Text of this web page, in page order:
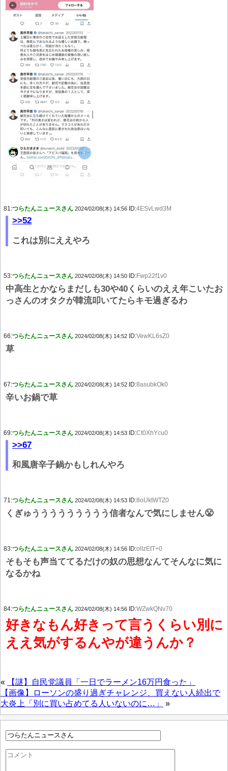
81:つらたんニュースさん 2024/02/08(木) 14:56 ID:4ESvLwd3M
>>52
これは別にええやろ
53:つらたんニュースさん 2024/02/08(木) 14:50 ID:Fwp22f1v0
中高生とかならまだしも30や40くらいのええ年こいたお
っさんのオタクが韓流叩いてたらキモ過ぎるわ
66:つらたんニュースさん 2024/02/08(木) 14:52 ID:VewKL6sZ0
草
67:つらたんニュースさん 2024/02/08(木) 14:52 ID:8asubkOk0
辛いお鍋で草
69:つらたんニュースさん 2024/02/08(木) 14:53 ID:Ct0XhYcu0
>>67
和風唐辛子鍋かもしれんやろ
71:つらたんニュースさん 2024/02/08(木) 14:53 ID:8oUktWTZ0
くぎゅううううううううう信者なんで気にしません😤
83:つらたんニュースさん 2024/02/08(木) 14:56 ID:olIzEtT+0
そもそも声当ててるだけの奴の思想なんてそんなに気に
なるかね
84:つらたんニュースさん 2024/02/08(木) 14:56 ID:WZwkQNv70
好きなもん好きって言うくらい別に
ええ気がするんやが違うんか？
«
【謎】自民党議員「一日でラーメン16万円食った」
【画像】ローソンの盛り過ぎチャレンジ、買えない人続出で
大炎上「別に買い占めてる人いないのに…」
»